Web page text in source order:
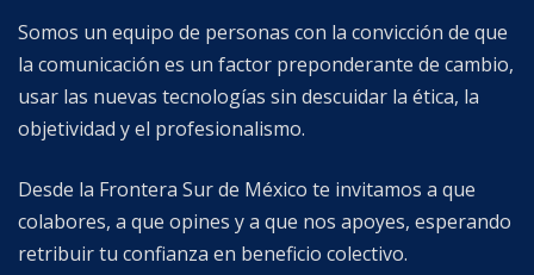
Somos un equipo de personas con la convicción de que
la comunicación es un factor preponderante de cambio,
usar las nuevas tecnologías sin descuidar la ética, la
objetividad y el profesionalismo.
Desde la Frontera Sur de México te invitamos a que
colabores, a que opines y a que nos apoyes, esperando
retribuir tu confianza en beneficio colectivo.